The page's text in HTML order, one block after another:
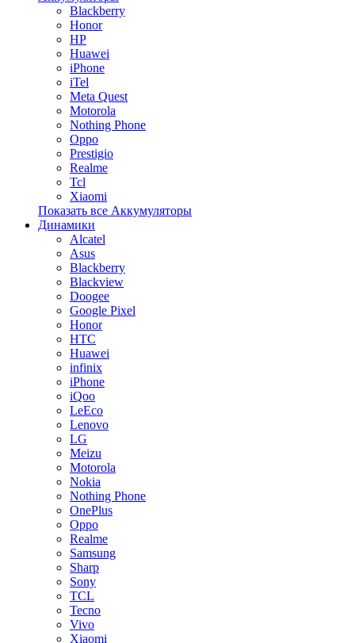
Blackberry
Honor
HP
Huawei
iPhone
iTel
Meta Quest
Motorola
Nothing Phone
Oppo
Prestigio
Realme
Tcl
Xiaomi
Показать все Аккумуляторы
Динамики
Alcatel
Asus
Blackberry
Blackview
Doogee
Google Pixel
Honor
HTC
Huawei
infinix
iPhone
iQoo
LeEco
Lenovo
LG
Meizu
Motorola
Nokia
Nothing Phone
OnePlus
Oppo
Realme
Samsung
Sharp
Sony
TCL
Tecno
Vivo
Xiaomi